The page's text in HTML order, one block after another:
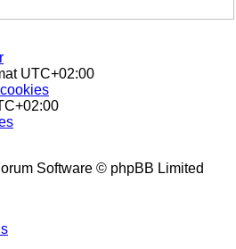
UTC+02:00
Software © phpBB Limited